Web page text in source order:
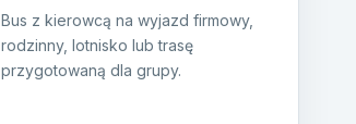
Bus z kierowcą na wyjazd firmowy,
rodzinny, lotnisko lub trasę
przygotowaną dla grupy.